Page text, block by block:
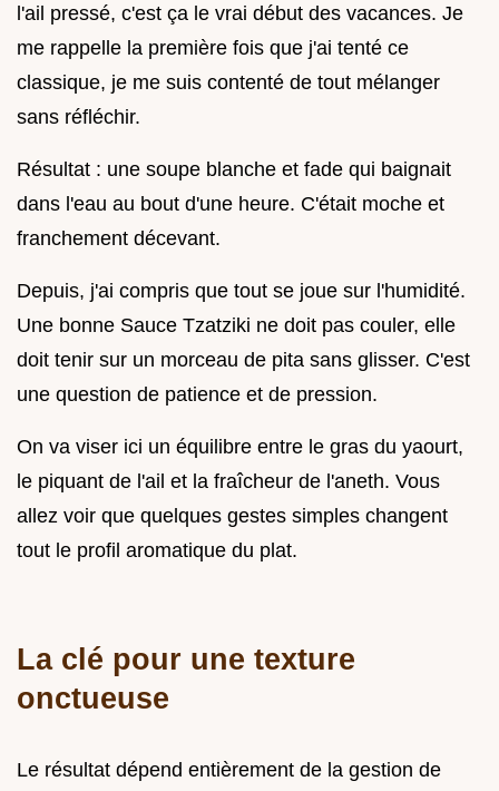
l'ail pressé, c'est ça le vrai début des vacances. Je
me rappelle la première fois que j'ai tenté ce
classique, je me suis contenté de tout mélanger
sans réfléchir.
Résultat : une soupe blanche et fade qui baignait
dans l'eau au bout d'une heure. C'était moche et
franchement décevant.
Depuis, j'ai compris que tout se joue sur l'humidité.
Une bonne Sauce Tzatziki ne doit pas couler, elle
doit tenir sur un morceau de pita sans glisser. C'est
une question de patience et de pression.
On va viser ici un équilibre entre le gras du yaourt,
le piquant de l'ail et la fraîcheur de l'aneth. Vous
allez voir que quelques gestes simples changent
tout le profil aromatique du plat.
La clé pour une texture
onctueuse
Le résultat dépend entièrement de la gestion de